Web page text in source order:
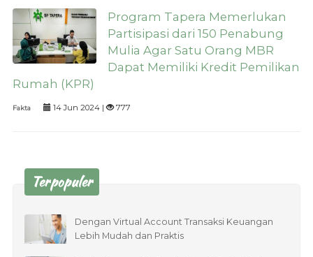
Program Tapera Memerlukan
Partisipasi dari 150 Penabung
Mulia Agar Satu Orang MBR
Dapat Memiliki Kredit Pemilikan
Rumah (KPR)
Fakta 14 Jun 2024 | 777
Terpopuler
Dengan Virtual Account Transaksi Keuangan
Lebih Mudah dan Praktis